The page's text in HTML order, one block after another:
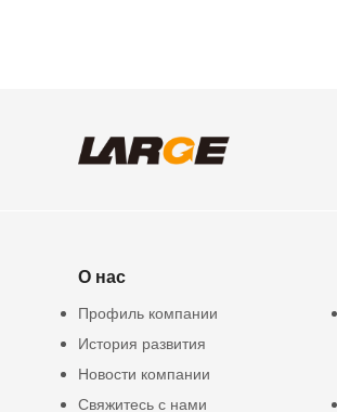
О нас
Профиль компании
История развития
Новости компании
Свяжитесь с нами